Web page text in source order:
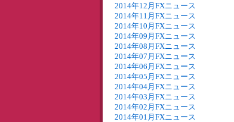
2014年12月FXニュース
2014年11月FXニュース
2014年10月FXニュース
2014年09月FXニュース
2014年08月FXニュース
2014年07月FXニュース
2014年06月FXニュース
2014年05月FXニュース
2014年04月FXニュース
2014年03月FXニュース
2014年02月FXニュース
2014年01月FXニュース